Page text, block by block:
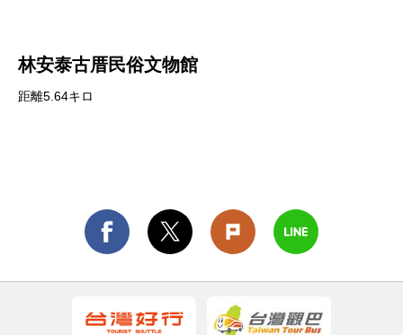
林安泰古厝民俗文物館
距離5.64キロ